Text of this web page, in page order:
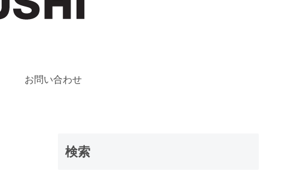
お問い合わせ
検索